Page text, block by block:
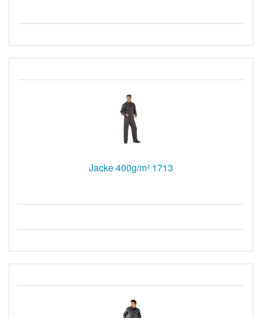
Jacke 400g/m² 1713